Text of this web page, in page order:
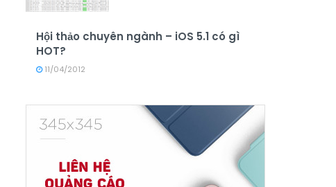
Hội thảo chuyên ngành – iOS 5.1 có gì
HOT?
11/04/2012